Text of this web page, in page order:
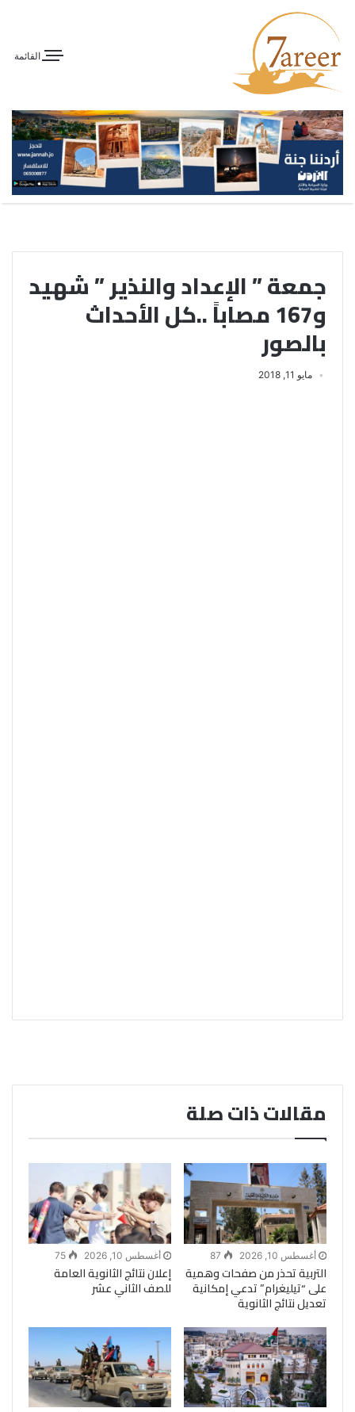
القائمة
جمعة ” الإعداد والنذير ” شهيد
و167 مصاباً ..كل الأحداث
بالصور
مايو 11, 2018
مقالات ذات صلة
أغسطس 10, 2026 87
التربية تحذر من صفحات وهمية
على “تيليغرام” تدعي إمكانية
تعديل نتائج الثانوية
أغسطس 10, 2026 75
إعلان نتائج الثانوية العامة
للصف الثاني عشر